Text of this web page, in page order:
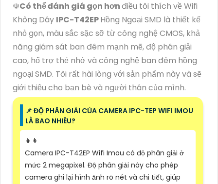
☫Có thể đánh giá gọn hơnđiều tôi thích về Wifi
Không Dây IPC-T42EPHồng Ngoại SMD là thiết kế
nhỏ gọn, màu sắc sặc sỡ từ công nghệ CMOS, khả
năng giám sát ban đêm mạnh mẽ, độ phân giải
cao, hổ trợ thẻ nhớ và công nghệ ban đêm hồng
ngoại SMD. Tôi rất hài lòng với sản phẩm này và sẽ
giới thiệu cho bạn bè và người thân của mình.
📌 ĐỘ PHÂN GIẢI CỦA CAMERA IPC-TEP WIFI IMOU
LÀ BAO NHIÊU?
️👩‍👩
Camera IPC-T42EP Wifi Imou có độ phân giải ở
mức 2 megapixel. Độ phân giải này cho phép
camera ghi lại hình ảnh rõ nét và chi tiết, giúp